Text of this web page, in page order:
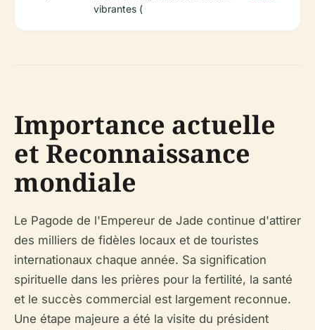
vibrantes (
Importance actuelle
et Reconnaissance
mondiale
Le Pagode de l'Empereur de Jade continue d'attirer
des milliers de fidèles locaux et de touristes
internationaux chaque année. Sa signification
spirituelle dans les prières pour la fertilité, la santé
et le succès commercial est largement reconnue.
Une étape majeure a été la visite du président